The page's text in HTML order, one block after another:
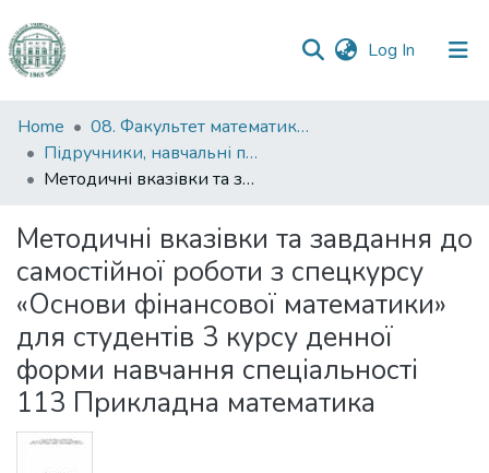
Log In (current)
Communities
&
Collections
Statistics
Home
08. Факультет математики, фізики та інформаційних технологій
Підручники, навчальні посібники та інші науково- та навчально-методичні праці ФМФІТ
Методичні вказівки та завдання до самостійної роботи з спецкурсу «Основи фінансової математики» для студентів 3 курсу денної форми навчання спеціальності 113 Прикладна математика
Методичні вказівки та завдання до
самостійної роботи з спецкурсу
«Основи фінансової математики»
для студентів 3 курсу денної
форми навчання спеціальності
113 Прикладна математика